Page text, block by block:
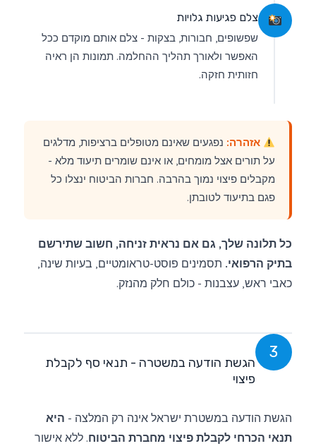
צלם פגיעות גלויות
שפשופים, חבורות, בצקות - צלם אותם מוקדם ככל
האפשר ולאורך תהליך ההחלמה. תמונות הן ראיה
חזותית חזקה.
אזהרה: נפגעים שאינם מטופלים ברציפות, מדלגים
על תורים אצל מומחים, או אינם שומרים תיעוד מלא -
מקבלים פיצוי נמוך בהרבה. חברות הביטוח ינצלו כל
פגם בתיעוד לטובתן.
כל תלונה שלך, גם אם נראית זניחה, חשוב שתירשם
בתיק הרפואי. תסמינים פוסט-טראומטיים, בעיות שינה,
כאבי ראש, עצבנות - כולם חלק מהנזק.
3
הגשת הודעה במשטרה - תנאי סף לקבלת
פיצוי
הגשת הודעה במשטרת ישראל אינה רק המלצה - היא
תנאי הכרחי לקבלת פיצוי מחברת הביטוח. ללא אישור